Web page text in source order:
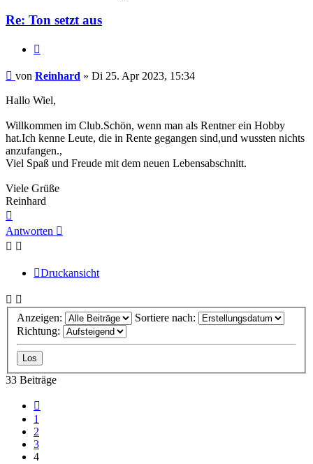
Re: Ton setzt aus
Beitrag
von Reinhard » Di 25. Apr 2023, 15:34
Hallo Wiel,
Willkommen im Club.Schön, wenn man als Rentner ein Hobby
hat.Ich kenne Leute, die in Rente gegangen sind,und wussten nichts
anzufangen.,
Viel Spaß und Freude mit dem neuen Lebensabschnitt.
Viele Grüße
Reinhard
oben
Antworten
Druckansicht
Anzeigen:
Sortiere nach:
Richtung:
33 Beiträge
1
2
3
4